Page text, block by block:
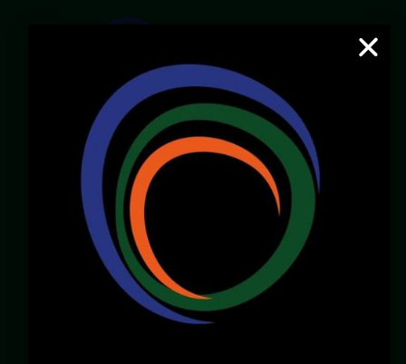
servicioalcliente@pacificcenter.co
WhatsApp: 321 2609022
Dirección:
Calle 36N # 6A – 65
Zona Chipichape, Cali – Valle – Colombia
LOCALES DISPONIBLES
Chirly Gilaberth:
corporatewtccali@gmail.com